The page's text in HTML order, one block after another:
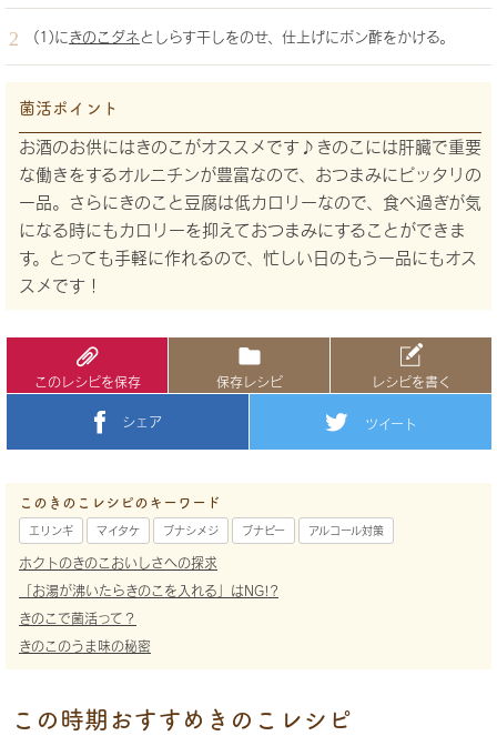
(1)にきのこダネとしらす干しをのせ、仕上げにポン酢をかける。
菌活ポイント
お酒のお供にはきのこがオススメです♪きのこには肝臓で重要
な働きをするオルニチンが豊富なので、おつまみにピッタリの
一品。さらにきのこと豆腐は低カロリーなので、食べ過ぎが気
になる時にもカロリーを抑えておつまみにすることができま
す。とっても手軽に作れるので、忙しい日のもう一品にもオス
スメです！
このレシピを保存 保存レシピ レシピを書く
シェア ツイート
このきのこレシピのキーワード
エリンギ マイタケ ブナシメジ ブナピー アルコール対策
ホクトのきのこおいしさへの探求
「お湯が沸いたらきのこを入れる」はNG!?
きのこで菌活って？
きのこのうま味の秘密
この時期おすすめきのこレシピ